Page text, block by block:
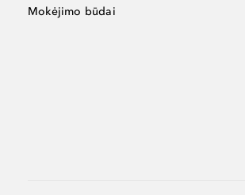
Mokėjimo būdai